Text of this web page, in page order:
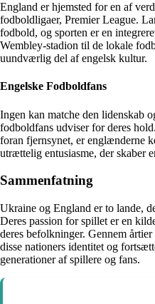
England er hjemsted for en af
fodboldligaer, Premier League.
fodbold, og sporten er en
Wembley-stadion til de lokale
uundværlig del af engelsk kultur.
Engelske Fodboldfans
Ingen kan matche den lidenskab
fodboldfans udviser for deres
foran fjernsynet, er englænderne
utrættelig entusiasme, der skaber
Sammenfatning
Ukraine og England er to lande,
Deres passion for spillet er en
deres befolkninger. Gennem
disse nationers identitet og
generationer af spillere og fans.